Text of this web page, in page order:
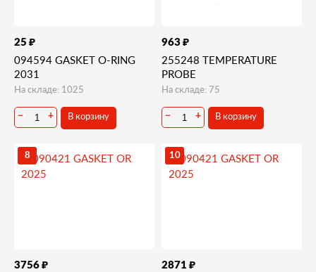
25 ₽
094594 GASKET O-RING
2031
На складе: 1025
− + В корзину
963 ₽
255248 TEMPERATURE
PROBE
На складе: 75
− + В корзину
8
3756 ₽
10
2871 ₽